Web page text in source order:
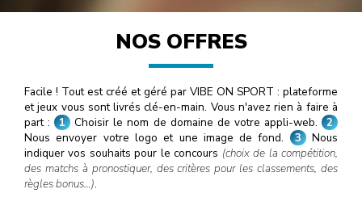
NOS OFFRES
Facile ! Tout est créé et géré par VIBE ON SPORT : plateforme
et jeux vous sont livrés clé-en-main. Vous n'avez rien à faire à
part : 1 Choisir le nom de domaine de votre appli-web. 2
Nous envoyer votre logo et une image de fond.
3 Nous
indiquer vos souhaits pour le concours (choix de la compétition,
des matchs à pronostiquer, des critères pour les classements, des
règles bonus…).